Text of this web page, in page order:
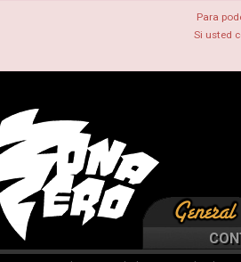
Para
Si usted